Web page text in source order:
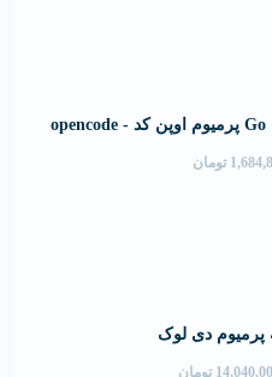
تومان
تومان